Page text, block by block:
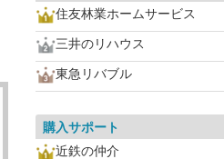
住友林業ホームサービス
三井のリハウス
東急リバブル
購入サポート
近鉄の仲介